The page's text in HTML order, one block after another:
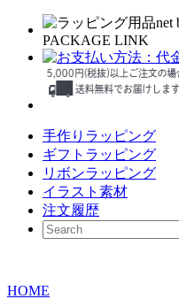
手作りラッピング
ギフトラッピング
リボンラッピング
イラスト素材
注文履歴
HOME